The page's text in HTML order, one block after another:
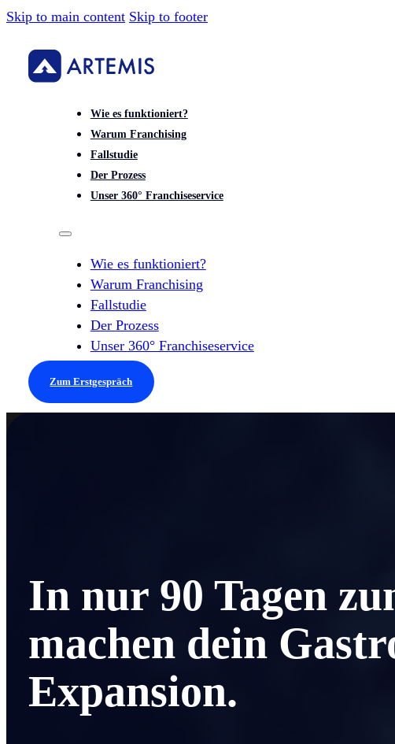
Skip to main content Skip to footer
Wie es funktioniert?
Warum Franchising
Fallstudie
Der Prozess
Unser 360° Franchiseservice
Wie es funktioniert?
Warum Franchising
Fallstudie
Der Prozess
Unser 360° Franchiseservice
Zum Erstgespräch
In nur 90 Tagen
machen dein
Expansion.